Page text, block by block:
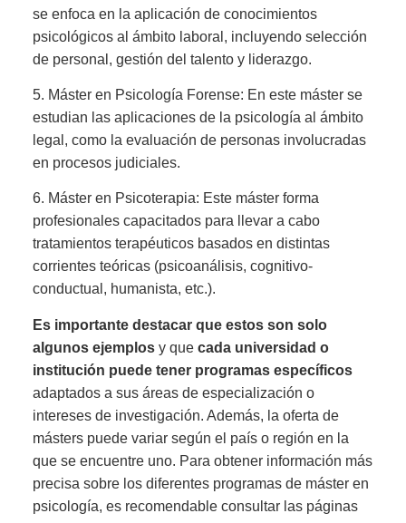
se enfoca en la aplicación de conocimientos
psicológicos al ámbito laboral, incluyendo selección
de personal, gestión del talento y liderazgo.
5. Máster en Psicología Forense: En este máster se
estudian las aplicaciones de la psicología al ámbito
legal, como la evaluación de personas involucradas
en procesos judiciales.
6. Máster en Psicoterapia: Este máster forma
profesionales capacitados para llevar a cabo
tratamientos terapéuticos basados ​​en distintas
corrientes teóricas (psicoanálisis, cognitivo-
conductual, humanista, etc.).
Es importante destacar que estos son solo
algunos ejemplosy que cada universidad o
institución puede tener programas específicos
adaptados a sus áreas de especialización o
intereses de investigación. Además, la oferta de
másters puede variar según el país o región en la
que se encuentre uno. Para obtener información más
precisa sobre los diferentes programas de máster en
psicología, es recomendable consultar las páginas